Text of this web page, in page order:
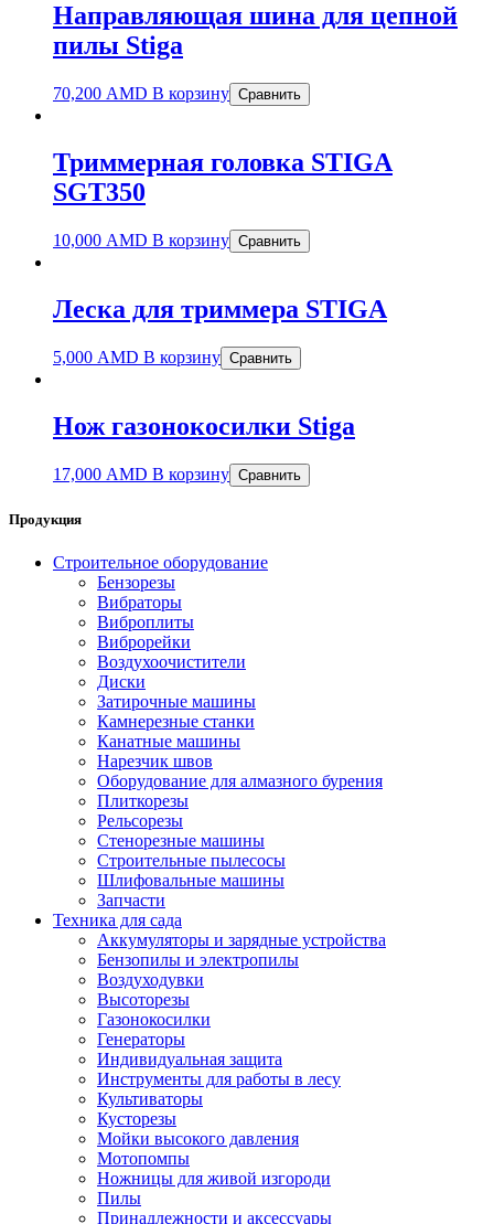
Направляющая шина для цепной
пилы Stiga
70,200 AMD В корзину Сравнить
Триммерная головка STIGA
SGT350
10,000 AMD В корзину Сравнить
Леска для триммера STIGA
5,000 AMD В корзину Сравнить
Нож газонокосилки Stiga
17,000 AMD В корзину Сравнить
Продукция
Строительное оборудование
Бензорезы
Вибраторы
Виброплиты
Виброрейки
Воздухоочистители
Диски
Затирочные машины
Камнерезные станки
Канатные машины
Нарезчик швов
Оборудование для алмазного бурения
Плиткорезы
Рельсорезы
Стенорезные машины
Строительные пылесосы
Шлифовальные машины
Запчасти
Техника для сада
Аккумуляторы и зарядные устройства
Бензопилы и электропилы
Воздуходувки
Высоторезы
Газонокосилки
Генераторы
Индивидуальная защита
Инструменты для работы в лесу
Культиваторы
Кусторезы
Мойки высокого давления
Мотопомпы
Ножницы для живой изгороди
Пилы
Принадлежности и аксессуары